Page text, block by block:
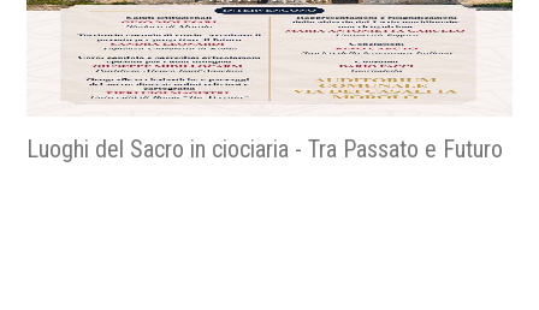
Luoghi del Sacro in ciociaria - Tra Passato e Futuro